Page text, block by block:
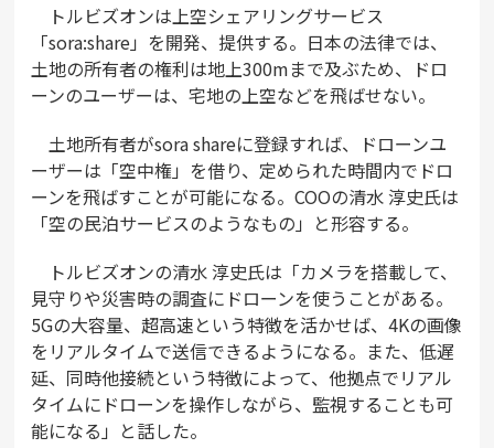
トルビズオンは上空シェアリングサービス
「sora:share」を開発、提供する。日本の法律では、
土地の所有者の権利は地上300mまで及ぶため、ドロ
ーンのユーザーは、宅地の上空などを飛ばせない。
土地所有者がsora shareに登録すれば、ドローンユ
ーザーは「空中権」を借り、定められた時間内でドロ
ーンを飛ばすことが可能になる。COOの清水 淳史氏は
「空の民泊サービスのようなもの」と形容する。
トルビズオンの清水 淳史氏は「カメラを搭載して、
見守りや災害時の調査にドローンを使うことがある。
5Gの大容量、超高速という特徴を活かせば、4Kの画像
をリアルタイムで送信できるようになる。また、低遅
延、同時他接続という特徴によって、他拠点でリアル
タイムにドローンを操作しながら、監視することも可
能になる」と話した。